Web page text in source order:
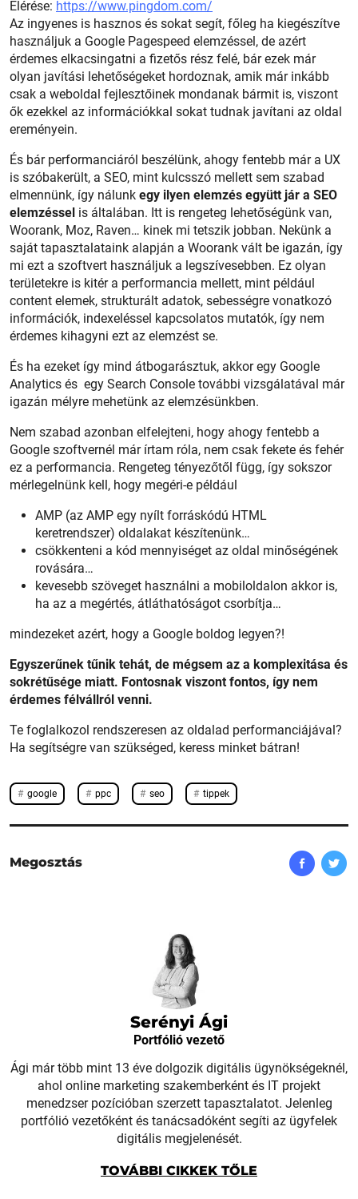
Serényi Ági
Portfólió vezető
Ági már több mint 13 éve dolgozik digitális ügynökségeknél,
ahol online marketing szakemberként és IT projekt
menedzser pozícióban szerzett tapasztalatot. Jelenleg
portfólió vezetőként és tanácsadóként segíti az ügyfelek
digitális megjelenését.
TOVÁBBI CIKKEK TŐLE
Elérése: https://www.pingdom.com/
Az ingyenes is hasznos és sokat segít, főleg ha kiegészítve
használjuk a Google Pagespeed elemzéssel, de azért
érdemes elkacsingatni a fizetős rész felé, bár ezek már
olyan javítási lehetőségeket hordoznak, amik már inkább
csak a weboldal fejlesztőinek mondanak bármit is, viszont
ők ezekkel az információkkal sokat tudnak javítani az oldal
ereményein.
És bár performanciáról beszélünk, ahogy fentebb már a UX
is szóbakerült, a SEO, mint kulcsszó mellett sem szabad
elmennünk, így nálunk egy ilyen elemzés együtt jár a SEO
elemzéssel is általában. Itt is rengeteg lehetőségünk van,
Woorank, Moz, Raven… kinek mi tetszik jobban. Nekünk a
saját tapasztalataink alapján a Woorank vált be igazán, így
mi ezt a szoftvert használjuk a legszívesebben. Ez olyan
területekre is kitér a performancia mellett, mint például
content elemek, strukturált adatok, sebességre vonatkozó
információk, indexeléssel kapcsolatos mutatók, így nem
érdemes kihagyni ezt az elemzést se.
És ha ezeket így mind átbogarásztuk, akkor egy Google
Analytics és egy Search Console további vizsgálatával már
igazán mélyre mehetünk az elemzésünkben.
Nem szabad azonban elfelejteni, hogy ahogy fentebb a
Google szoftvernél már írtam róla, nem csak fekete és fehér
ez a performancia. Rengeteg tényezőtől függ, így sokszor
mérlegelnünk kell, hogy megéri-e például
AMP (az AMP egy nyílt forráskódú HTML
keretrendszer) oldalakat készítenünk…
csökkenteni a kód mennyiséget az oldal minőségének
rovására…
kevesebb szöveget használni a mobiloldalon akkor is,
ha az a megértés, átláthatóságot csorbítja…
mindezeket azért, hogy a Google boldog legyen?!
Egyszerűnek tűnik tehát, de mégsem az a komplexitása és
sokrétűsége miatt. Fontosnak viszont fontos, így nem
érdemes félvállról venni.
Te foglalkozol rendszeresen az oldalad performanciájával?
Ha segítségre van szükséged, keress minket bátran!
google ppc seo tippek
Megosztás